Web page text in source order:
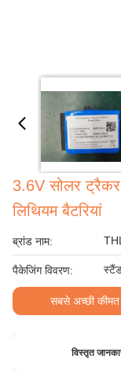
3.6V सोलर ट्रैकर
लिथियम बैटरियां
ब्रांड नाम:
पैकेजिंग विवरण:
सबसे अच्छी कीमत
विस्तृत